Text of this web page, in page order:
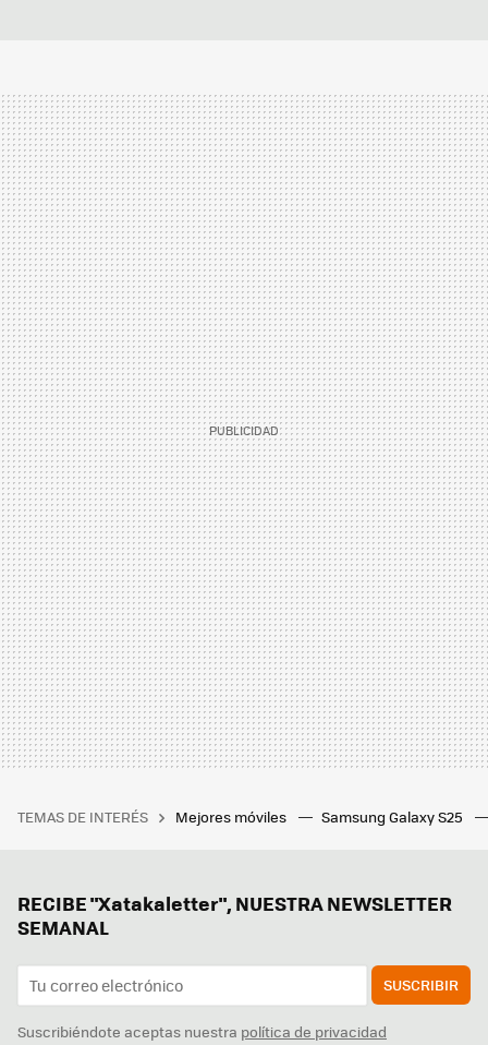
TEMAS DE INTERÉS Mejores móviles Samsung Galaxy S25
RECIBE "Xatakaletter", NUESTRA NEWSLETTER
SEMANAL
SUSCRIBIR
Suscribiéndote aceptas nuestra política de privacidad